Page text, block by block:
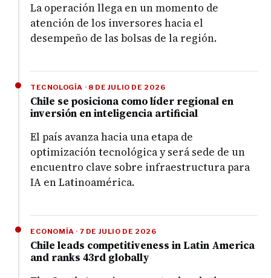
La operación llega en un momento de
atención de los inversores hacia el
desempeño de las bolsas de la región.
TECNOLOGÍA · 8 DE JULIO DE 2026
Chile se posiciona como líder regional en
inversión en inteligencia artificial
El país avanza hacia una etapa de
optimización tecnológica y será sede de un
encuentro clave sobre infraestructura para
IA en Latinoamérica.
ECONOMÍA · 7 DE JULIO DE 2026
Chile leads competitiveness in Latin America
and ranks 43rd globally